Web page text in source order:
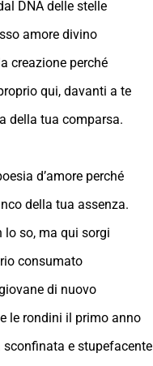
DNA delle stelle
amore divino
creazione perché
qui, davanti a te
della tua comparsa.
d’amore perché
della tua assenza.
lo so, ma qui sorgi
consumato
di nuovo
le rondini il primo anno
sconfinata e stupefacente